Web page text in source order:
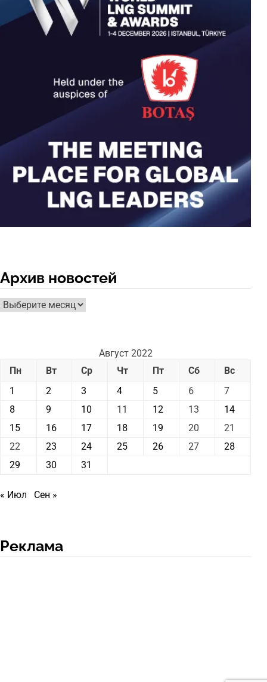
Архив новостей
Архив
новостей
Август 2022
Пн
Вт Ср Чт Пт Сб
Вс
1
2 3 4 5 6
7
8
9 10 11 12 13
14
15
16 17 18 19 20
21
22
23 24 25 26 27
28
29
30 31
« Июл Сен »
Реклама